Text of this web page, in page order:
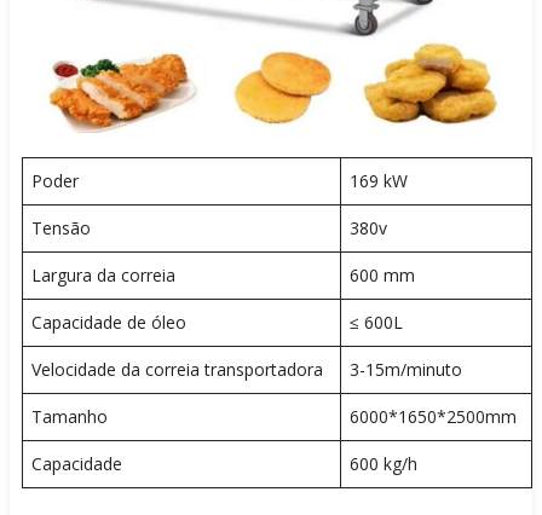
Poder 169 kW
Tensão 380v
Largura da correia 600 mm
Capacidade de óleo ≤ 600L
Velocidade da correia transportadora 3-15m/minuto
Tamanho 6000*1650*2500mm
Capacidade 600 kg/h